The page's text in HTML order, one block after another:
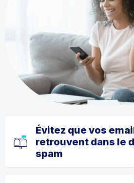
Évitez que vos
retrouvent dans le
spam